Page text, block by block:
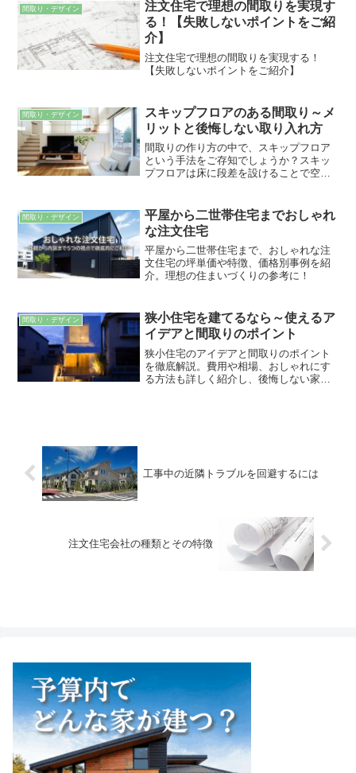
間取り・デザイン
注文住宅で理想の間取りを実現す
る！【失敗しないポイントをご紹
介】
注文住宅で理想の間取りを実現する！
【失敗しないポイントをご紹介】
間取り・デザイン
スキップフロアのある間取り～メ
リットと後悔しない取り入れ方
間取りの作り方の中で、スキップフロア
という手法をご存知でしょうか？スキッ
プフロアは床に段差を設けることで空間
できます。こちらの記事では、スキップ
フロアのメリット・デメリットや実例を
ご紹介します。これから注文住宅を建て
る予定のある方は、ぜひ参考にしてくだ
さい。
間取り・デザイン
平屋から二世帯住宅までおしゃれ
な注文住宅
平屋から二世帯住宅まで、おしゃれな注
文住宅の坪単価や特徴、価格別事例を紹
介。理想の住まいづくりの参考に！
間取り・デザイン
狭小住宅を建てるなら～使えるア
イデアと間取りのポイント
狭小住宅のアイデアと間取りのポイント
を徹底解説。費用や相場、おしゃれにす
る方法も詳しく紹介し、後悔しない家づ
工事中の近隣トラブルを回避するには
注文住宅会社の種類とその特徴